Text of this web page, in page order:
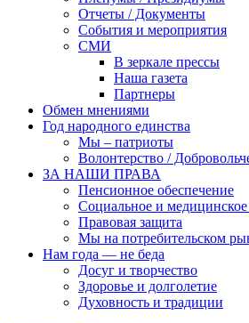
Отчеты / Документы
События и мероприятия
СМИ
В зеркале прессы
Наша газета
Партнеры
Обмен мнениями
Год народного единства
Мы – патриоты
Волонтерство /
ЗА НАШИ ПРАВА
Пенсионное обеспечение
Социальное и
Правовая защита
Мы на потребительском
Нам года — не беда
Досуг и творчество
Здоровье и долголетие
Духовность и традиции